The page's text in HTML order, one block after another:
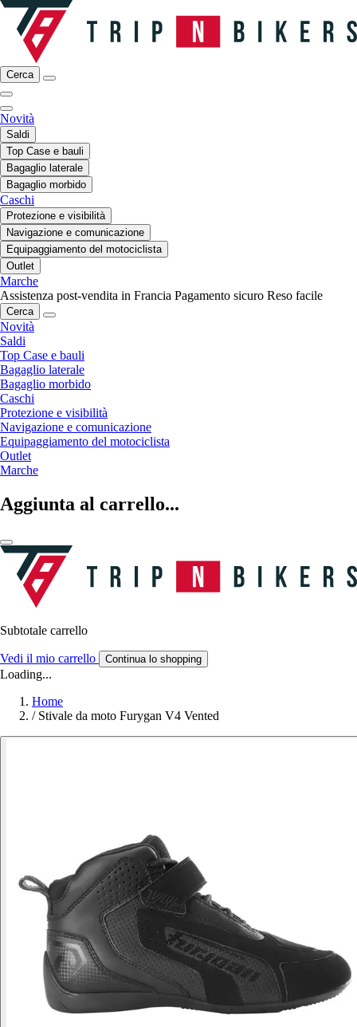
Cerca
Novità
Saldi
Top Case e bauli
Bagaglio laterale
Bagaglio morbido
Caschi
Protezione e visibilità
Navigazione e comunicazione
Equipaggiamento del motociclista
Outlet
Marche
Assistenza post-vendita in Francia Pagamento sicuro Reso facile
Cerca
Novità
Saldi
Top Case e bauli
Bagaglio laterale
Bagaglio morbido
Caschi
Protezione e visibilità
Navigazione e comunicazione
Equipaggiamento del motociclista
Outlet
Marche
Aggiunta al carrello...
Subtotale carrello
Vedi il mio carrello Continua lo shopping
Loading...
Home
/ Stivale da moto Furygan V4 Vented